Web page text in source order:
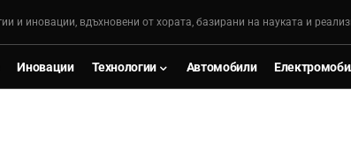
и иновации, вдъхновени от хората, базирани на науката и
Иновации Технологии Автомобили